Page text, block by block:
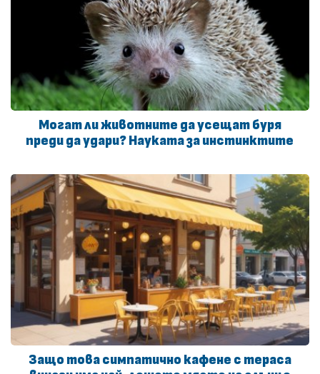
Могат ли животните да усещат буря
преди да удари? Науката за инстинктите
Защо това симпатично кафене с тераса